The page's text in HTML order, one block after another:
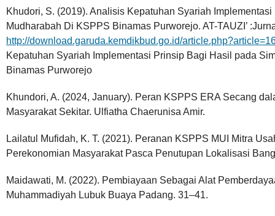
Khudori, S. (2019). Analisis Kepatuhan Syariah
Mudharabah Di KSPPS Binamas Purworejo. AT-TAUZI’
http://download.garuda.kemdikbud.go.id/
Kepatuhan Syariah Implementasi Prinsip Bagi Hasil pada
Binamas Purworejo
Khundori, A. (2024, January). Peran KSPPS ERA Secang
Masyarakat Sekitar. Ulfiatha Chaerunisa Amir.
Lailatul Mufidah, K. T. (2021). Peranan KSPPS MUI Mitra
Perekonomian Masyarakat Pasca Penutupan Lokalisasi
Maidawati, M. (2022). Pembiayaan Sebagai Alat
Muhammadiyah Lubuk Buaya Padang. 31–41.